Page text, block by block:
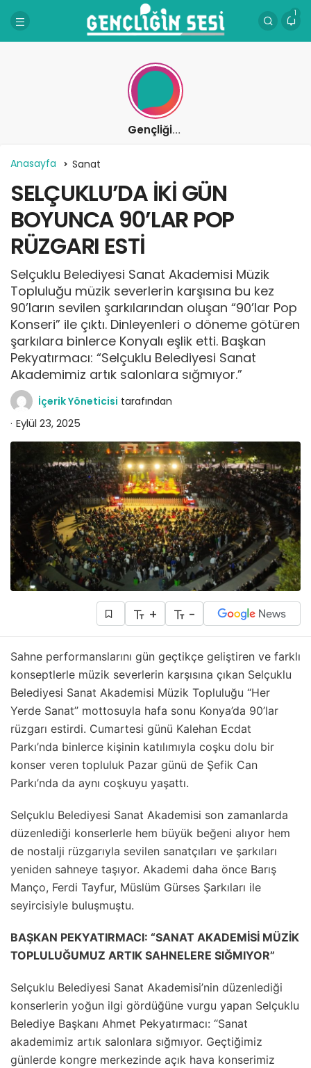
1
Gençliğin Sesi
Anasayfa Sanat
SELÇUKLU’DA İKİ GÜN
BOYUNCA 90’LAR POP
RÜZGARI ESTİ
Selçuklu Belediyesi Sanat Akademisi Müzik
Topluluğu müzik severlerin karşısına bu kez
90’ların sevilen şarkılarından oluşan “90’lar Pop
Konseri” ile çıktı. Dinleyenleri o döneme götüren
şarkılara binlerce Konyalı eşlik etti. Başkan
Pekyatırmacı: “Selçuklu Belediyesi Sanat
Akademimiz artık salonlara sığmıyor.”
İçerik Yöneticisi tarafından
Eylül 23, 2025
+ -
Sahne performanslarını gün geçtikçe geliştiren ve farklı
konseptlerle müzik severlerin karşısına çıkan Selçuklu
Belediyesi Sanat Akademisi Müzik Topluluğu “Her
Yerde Sanat” mottosuyla hafa sonu Konya’da 90’lar
rüzgarı estirdi. Cumartesi günü Kalehan Ecdat
Parkı’nda binlerce kişinin katılımıyla coşku dolu bir
konser veren topluluk Pazar günü de Şefik Can
Parkı’nda da aynı coşkuyu yaşattı.
Selçuklu Belediyesi Sanat Akademisi son zamanlarda
düzenlediği konserlerle hem büyük beğeni alıyor hem
de nostalji rüzgarıyla sevilen sanatçıları ve şarkıları
yeniden sahneye taşıyor. Akademi daha önce Barış
Manço, Ferdi Tayfur, Müslüm Gürses Şarkıları ile
seyircisiyle buluşmuştu.
BAŞKAN PEKYATIRMACI: “SANAT AKADEMİSİ MÜZİK
TOPLULUĞUMUZ ARTIK SAHNELERE SIĞMIYOR”
Selçuklu Belediyesi Sanat Akademisi’nin düzenlediği
konserlerin yoğun ilgi gördüğüne vurgu yapan Selçuklu
Belediye Başkanı Ahmet Pekyatırmacı: “Sanat
akademimiz artık salonlara sığmıyor. Geçtiğimiz
günlerde kongre merkezinde açık hava konserimiz